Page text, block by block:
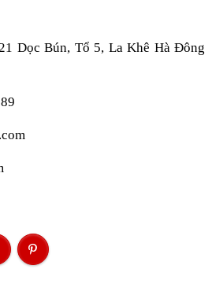
Dọc Bún, Tổ 5, La Khê Hà Đông